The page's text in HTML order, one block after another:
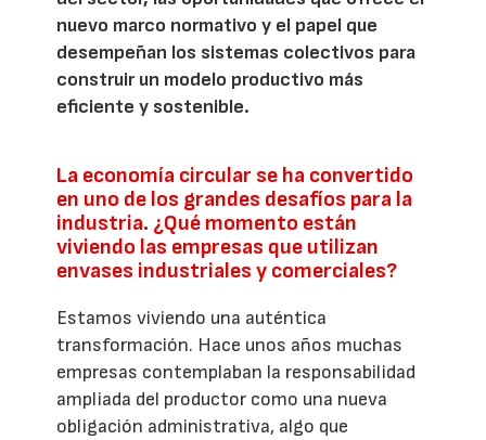
nuevo marco normativo y el papel que
desempeñan los sistemas colectivos para
construir un modelo productivo más
eficiente y sostenible.
La economía circular se ha convertido
en uno de los grandes desafíos para la
industria. ¿Qué momento están
viviendo las empresas que utilizan
envases industriales y comerciales?
Estamos viviendo una auténtica
transformación. Hace unos años muchas
empresas contemplaban la responsabilidad
ampliada del productor como una nueva
obligación administrativa, algo que